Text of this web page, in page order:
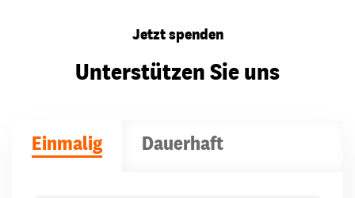
Jetzt spenden
Unterstützen Sie uns
Einmalig Dauerhaft